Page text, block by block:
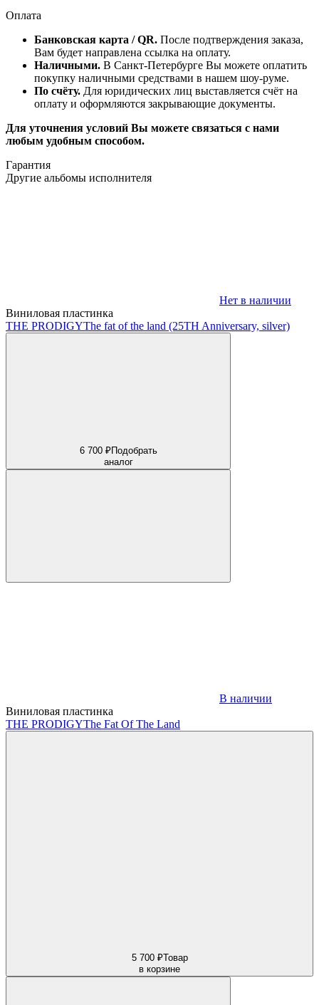
Оплата
Банковская карта / QR. После подтверждения заказа,
Вам будет направлена ссылка на оплату.
Наличными. В Санкт-Петербурге Вы можете оплатить
покупку наличными средствами в нашем шоу-руме.
По счёту. Для юридических лиц выставляется счёт на
оплату и оформляются закрывающие документы.
Для уточнения условий Вы можете связаться с нами
любым удобным способом.
Гарантия
Другие альбомы исполнителя
Нет в наличии
Виниловая пластинка
THE PRODIGYThe fat of the land (25TH Anniversary, silver)
6 700 ₽Подобрать
аналог
В наличии
Виниловая пластинка
THE PRODIGYThe Fat Of The Land
5 700 ₽Товар
в корзине